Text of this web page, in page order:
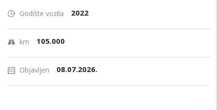
Godište vozila 2022
km 105.000
Objavljen 08.07.2026.